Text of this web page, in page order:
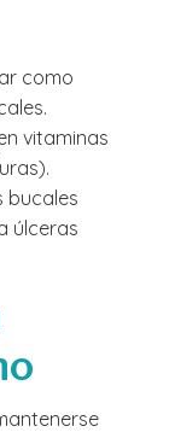
como
vitaminas
bucales
úlceras